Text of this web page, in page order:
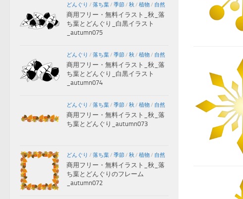
どんぐり / 落ち葉 / 季節 / 秋 / 植物 / 自然
商用フリー・無料イラスト_秋_落
ち葉とどんぐり_白黒イラスト
_autumn075
どんぐり / 落ち葉 / 季節 / 秋 / 植物 / 自然
商用フリー・無料イラスト_秋_落
ち葉とどんぐり_白黒イラスト
_autumn074
どんぐり / 落ち葉 / 季節 / 秋 / 植物 / 自然
商用フリー・無料イラスト_秋_落
ち葉とどんぐり_autumn073
どんぐり / 落ち葉 / 季節 / 秋 / 植物 / 自然
商用フリー・無料イラスト_秋_落
ち葉とどんぐりのフレーム
_autumn072